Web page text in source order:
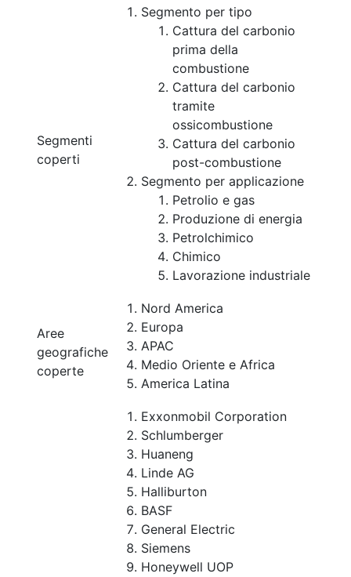
Segmenti
coperti
Segmento per tipo
Cattura del carbonio
prima della
combustione
Cattura del carbonio
tramite
ossicombustione
Cattura del carbonio
post-combustione
Segmento per applicazione
Petrolio e gas
Produzione di energia
Petrolchimico
Chimico
Lavorazione industriale
Aree
geografiche
coperte
Nord America
Europa
APAC
Medio Oriente e Africa
America Latina
Exxonmobil Corporation
Schlumberger
Huaneng
Linde AG
Halliburton
BASF
General Electric
Siemens
Honeywell UOP